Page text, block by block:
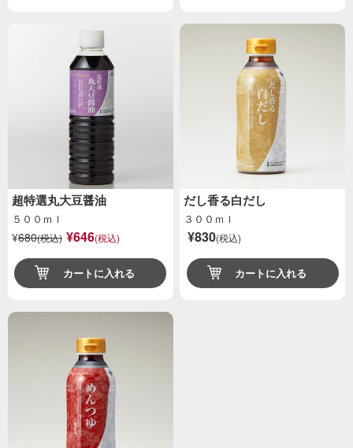
超特選丸大豆醤油
５００ｍｌ
¥680(税込) ¥646(税込)
カートに入れる
だし香る白だし
３００ｍｌ
¥830(税込)
カートに入れる